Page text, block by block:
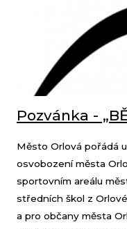
Pozvánka -
Město Orlová pořádá
osvobození města
sportovním areálu
středních škol z
a pro občany města